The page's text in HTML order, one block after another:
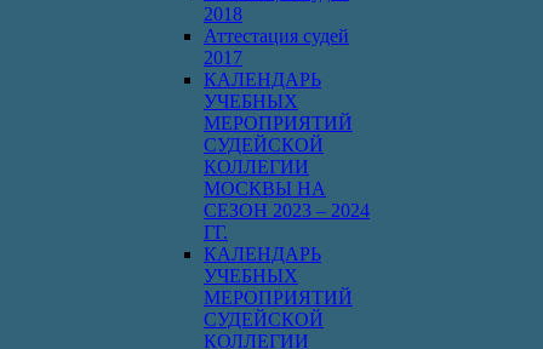
2018
Аттестация судей
2017
КАЛЕНДАРЬ
УЧЕБНЫХ
МЕРОПРИЯТИЙ
СУДЕЙСКОЙ
КОЛЛЕГИИ
МОСКВЫ НА
СЕЗОН 2023 – 2024
ГГ.
КАЛЕНДАРЬ
УЧЕБНЫХ
МЕРОПРИЯТИЙ
СУДЕЙСКОЙ
КОЛЛЕГИИ